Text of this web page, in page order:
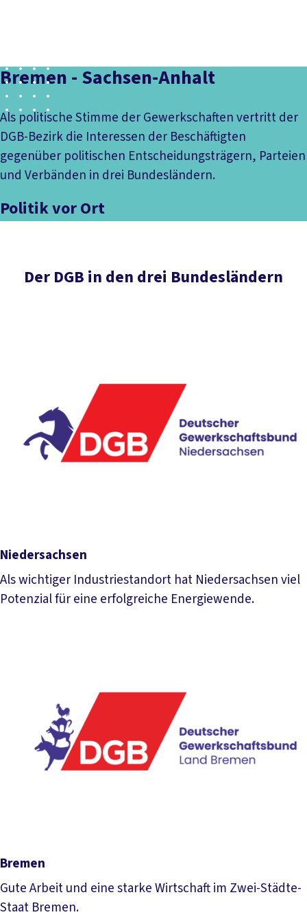
Politik vor Ort
Bremen - Sachsen-Anhalt
Als politische Stimme der Gewerkschaften vertritt der
DGB-Bezirk die Interessen der Beschäftigten
gegenüber politischen Entscheidungsträgern, Parteien
und Verbänden in drei Bundesländern.
Politik vor Ort
Der DGB in den drei Bundesländern
Niedersachsen
Als wichtiger Industriestandort hat Niedersachsen viel
Potenzial für eine erfolgreiche Energiewende.
Bremen
Gute Arbeit und eine starke Wirtschaft im Zwei-Städte-
Staat Bremen.